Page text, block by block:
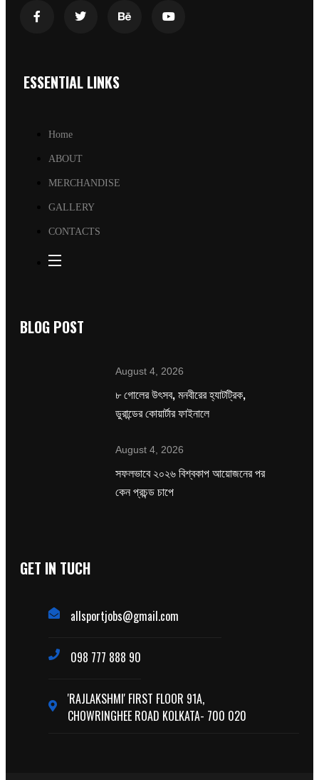
ESSENTIAL LINKS
Home
ABOUT
MERCHANDISE
GALLERY
CONTACTS
BLOG POST
August 4, 2026
৮ গোলের উৎসব, মনবীরের হ্যাটট্রিক,
ডুরান্ডের কোয়ার্টার ফাইনালে
August 4, 2026
সফলভাবে ২০২৬ বিশ্বকাপ আয়োজনের পর
কেন প্রচন্ড চাপে
GET IN TUCH
allsportjobs@gmail.com
098 777 888 90
'RAJLAKSHMI' FIRST FLOOR 91A,
CHOWRINGHEE ROAD KOLKATA- 700 020